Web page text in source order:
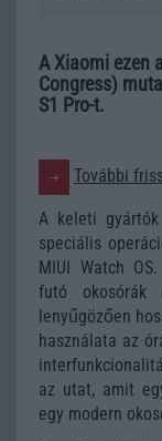
A Xiaomi ezen
Congress)
S1 Pro-t.
További
A keleti
speciális
MIUI Watch
futó okosórák
lenyűgözően
használata az
az utat, amit
egy modern